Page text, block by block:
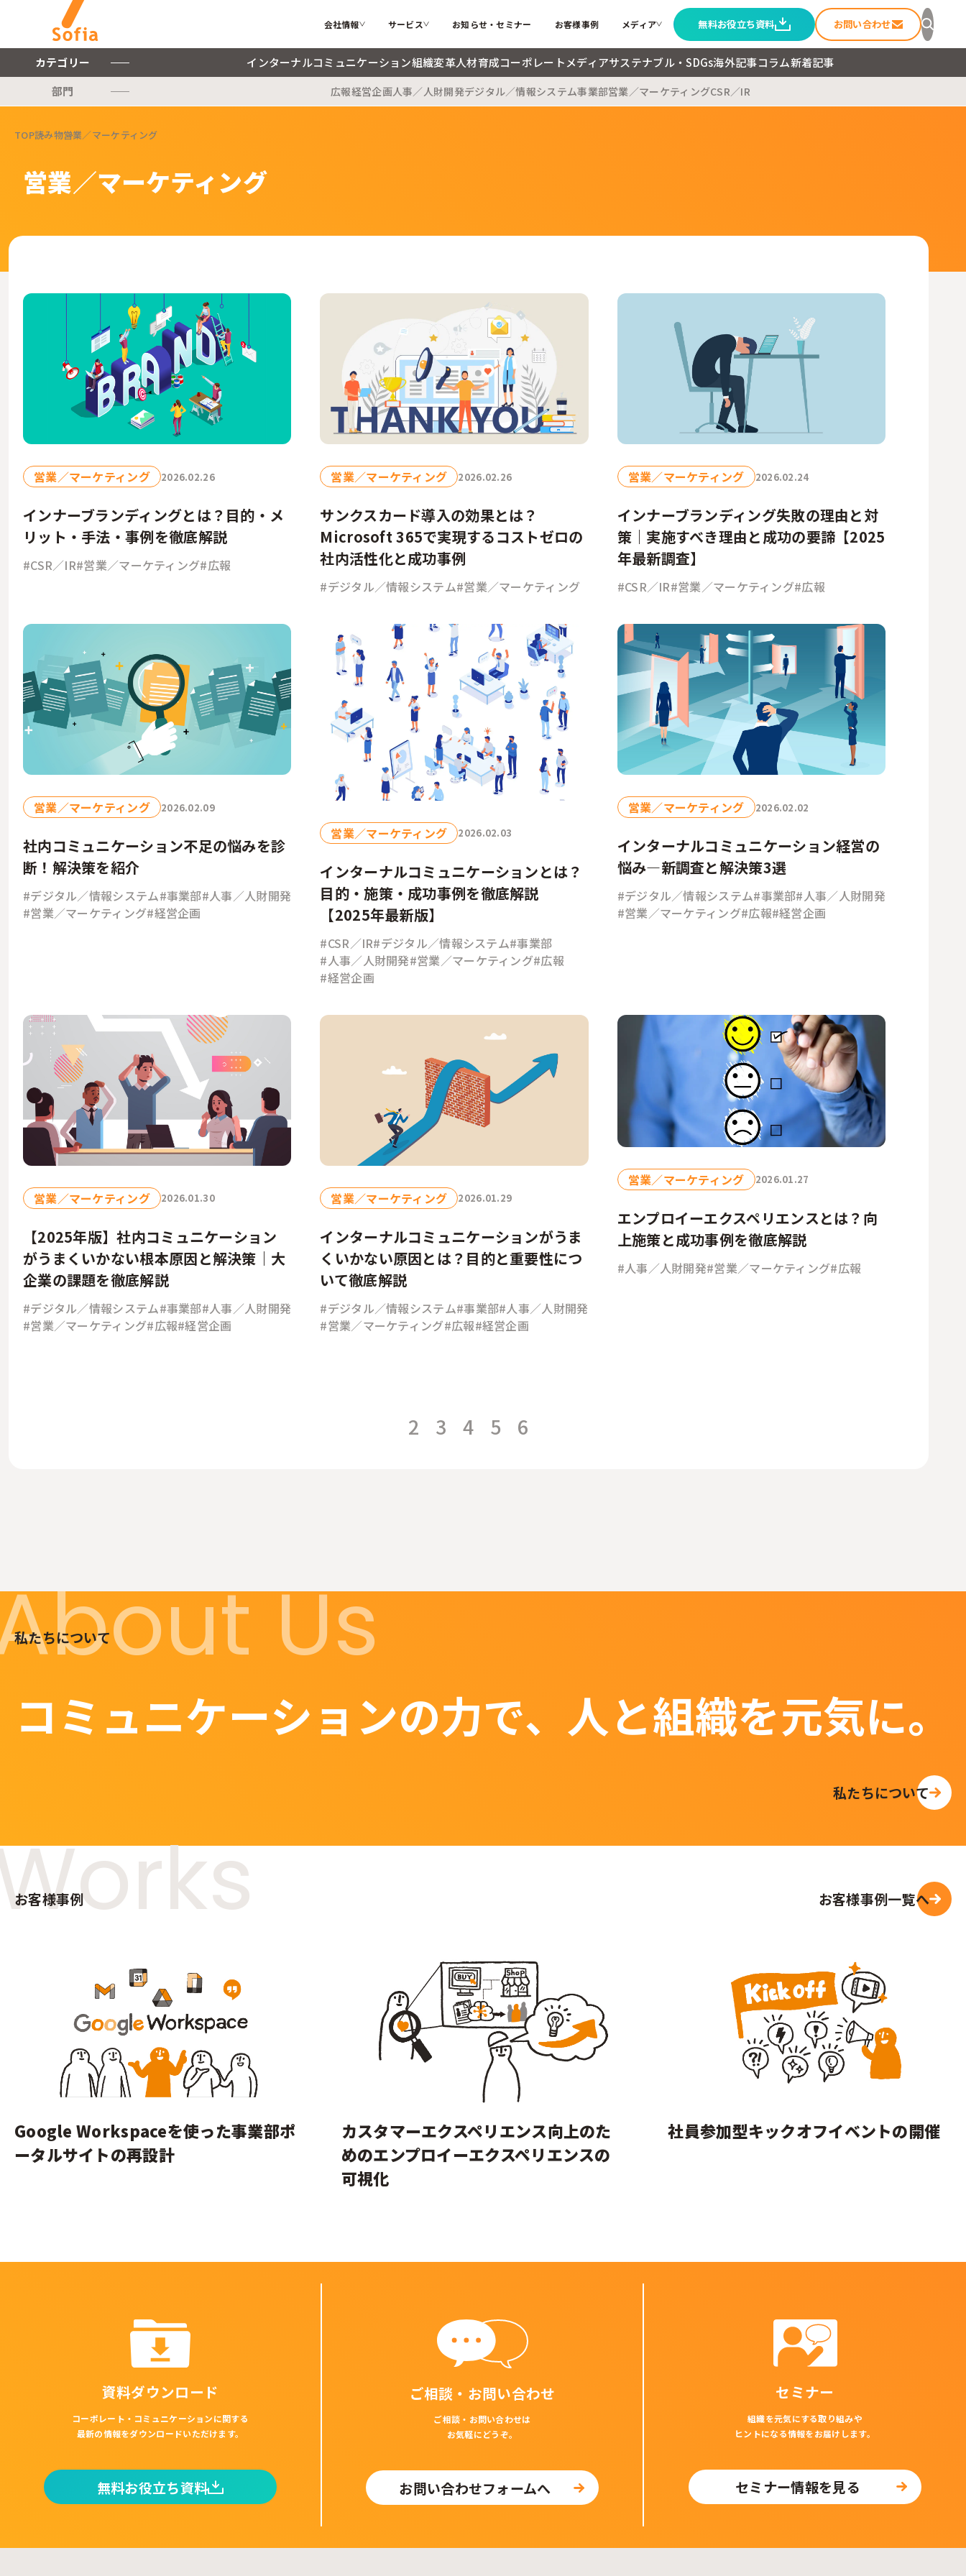
会社情報
ご紹介します。
ソフィアとは 代表メッセージ
サービス
サービスをご紹介します。
お知らせ・セミナー お客様事例 メディア
インターナルコミュニケーションに関連する記事をご紹介します。
カテゴリー
部門
広報 経営企画 人事／人財開発
デジタル／情報システム 事業部 営業／マーケティング
CSR／IR
無料お役立ち資料 お問い合わせ
キーワードから探す
カテゴリー インターナルコミュニケーション組織変革人材育成コーポレートメディアサステナブル・SDGs海外記事コラム新着記事
部門
広報経営企画人事／人財開発デジタル／情報システム事業部営業／マーケティングCSR／IR
TOP読み物営業／マーケティング
営業／マーケティング
営業／マーケティング 2026.02.26
インナーブランディングとは？目的・メ
リット・手法・事例を徹底解説
#CSR／IR#営業／マーケティング#広報
営業／マーケティング 2026.02.26
サンクスカード導入の効果とは？
Microsoft 365で実現するコストゼロの
社内活性化と成功事例
#デジタル／情報システム#営業／マーケティング
営業／マーケティング 2026.02.24
インナーブランディング失敗の理由と対
策｜実施すべき理由と成功の要諦【2025
年最新調査】
#CSR／IR#営業／マーケティング#広報
営業／マーケティング 2026.02.09
社内コミュニケーション不足の悩みを診
断！解決策を紹介
#デジタル／情報システム#事業部#人事／人財開発
#営業／マーケティング#経営企画
営業／マーケティング 2026.02.03
インターナルコミュニケーションとは？
目的・施策・成功事例を徹底解説
【2025年最新版】
#CSR／IR#デジタル／情報システム#事業部
#人事／人財開発#営業／マーケティング#広報
#経営企画
営業／マーケティング 2026.02.02
インターナルコミュニケーション経営の
悩み―新調査と解決策3選
#デジタル／情報システム#事業部#人事／人財開発
#営業／マーケティング#広報#経営企画
営業／マーケティング 2026.01.30
【2025年版】社内コミュニケーション
がうまくいかない根本原因と解決策｜大
企業の課題を徹底解説
#デジタル／情報システム#事業部#人事／人財開発
#営業／マーケティング#広報#経営企画
営業／マーケティング 2026.01.29
インターナルコミュニケーションがうま
くいかない原因とは？目的と重要性につ
いて徹底解説
#デジタル／情報システム#事業部#人事／人財開発
#営業／マーケティング#広報#経営企画
営業／マーケティング 2026.01.27
エンプロイーエクスペリエンスとは？向
上施策と成功事例を徹底解説
#人事／人財開発#営業／マーケティング#広報
2 3 4 5 6
Us
私たちについて
コミュニケーションの力で、人と組織を元気に。
私たちについて
お客様事例 お客様事例一覧へ
Google Workspaceを使った事業部ポ
ータルサイトの再設計
カスタマーエクスペリエンス向上のた
めのエンプロイーエクスペリエンスの
可視化
社員参加型キックオフイベントの開催
資料ダウンロード
コーポレート・コミュニケーションに関する
最新の情報をダウンロードいただけます。
無料お役立ち資料
ご相談・お問い合わせ
ご相談・お問い合わせは
お気軽にどうぞ。
お問い合わせフォームへ
セミナー
組織を元気にする取り組みや
ヒントになる情報をお届けします。
セミナー情報を見る